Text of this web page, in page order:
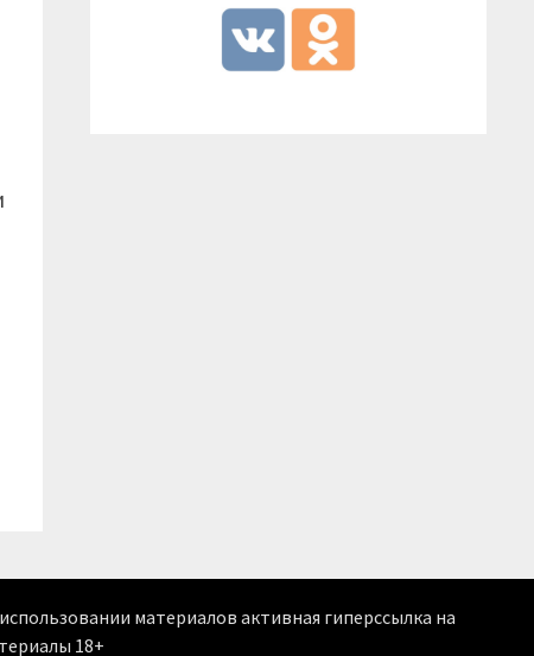
материалов активная гиперссылка на
18+